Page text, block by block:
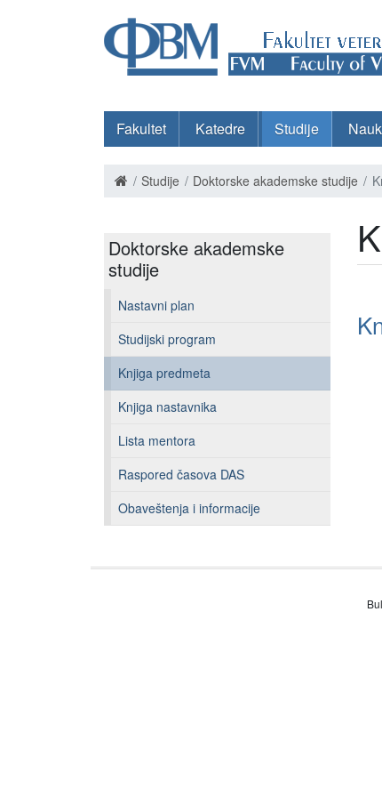
Fakultet Katedre Studije
Studije Doktorske akademske studije
Doktorske akademske
studije
Nastavni plan
Studijski program
Knjiga predmeta
Knjiga nastavnika
Lista mentora
Raspored časova DAS
Obaveštenja i informacije